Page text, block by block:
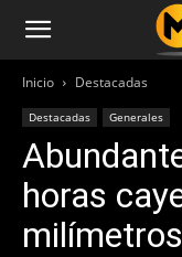
Inicio Destacadas
Destacadas Generales
horas